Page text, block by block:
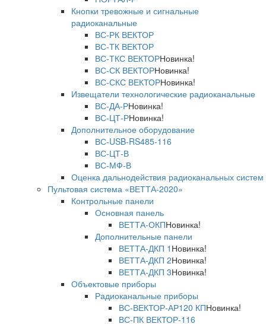
Кнопки тревожные и сигнальные
радиоканальные
ВС-РК ВЕКТОР
ВС-ТК ВЕКТОР
ВС-ТКС ВЕКТОРНовинка!
ВС-СК ВЕКТОРНовинка!
ВС-СКС ВЕКТОРНовинка!
Извещатели технологические радиоканальные
ВС-ДА-РНовинка!
ВС-ЦТ-РНовинка!
Дополнительное оборудование
ВС-USB-RS485-116
ВС-ЦТ-В
ВС-МФ-В
Оценка дальнодействия радиоканальных систем
Пультовая система «ВЕТТА-2020»
Контрольные панели
Основная панель
ВЕТТА-ОКПНовинка!
Дополнительные панели
ВЕТТА-ДКП 1 Новинка!
ВЕТТА-ДКП 2Новинка!
ВЕТТА-ДКП 3Новинка!
Объектовые приборы
Радиоканальные приборы
ВС-ВЕКТОР-АР120 КПНовинка!
ВС-ПК ВЕКТОР-116